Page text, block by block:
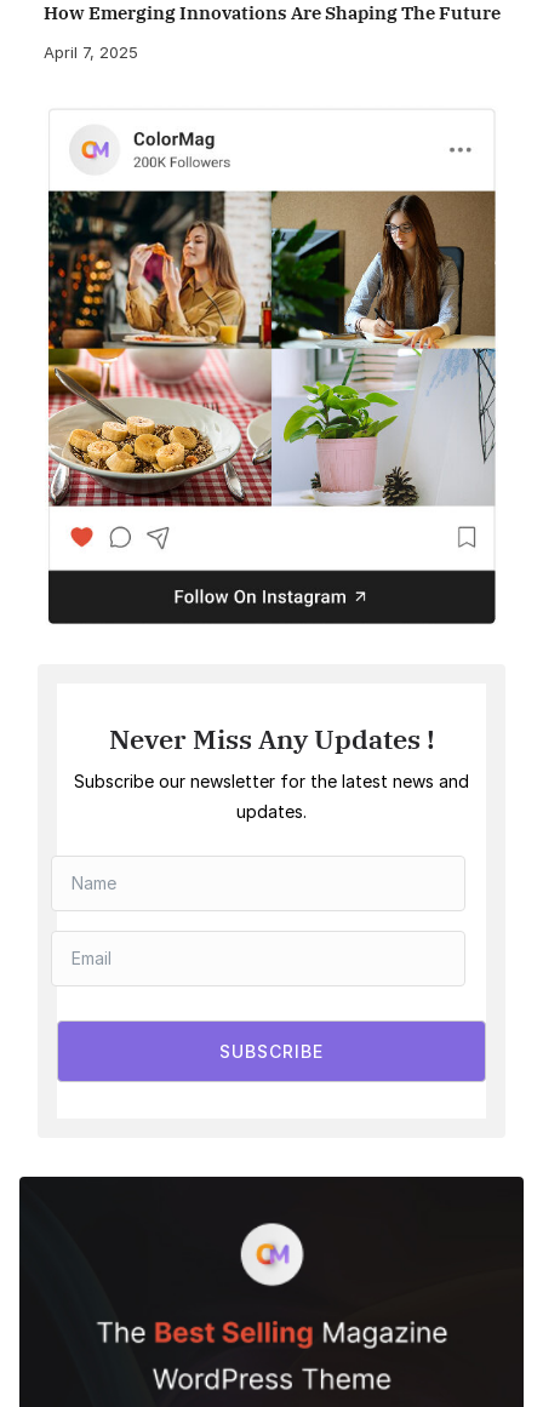
How Emerging Innovations Are Shaping The Future
April 7, 2025
Never Miss Any Updates !
Subscribe our newsletter for the latest news and
updates.
SUBSCRIBE